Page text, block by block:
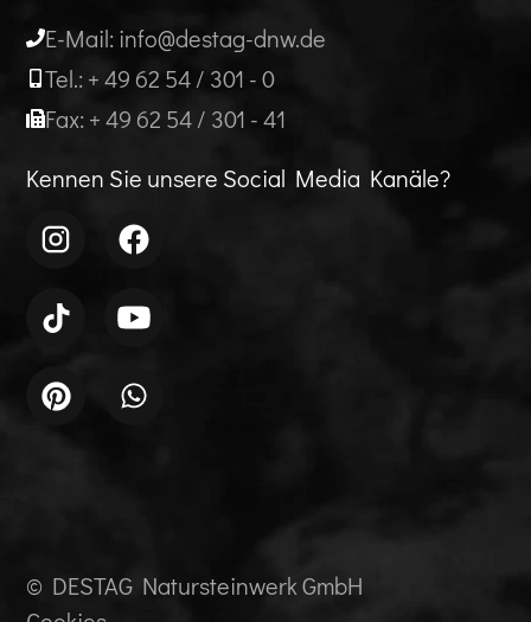
E-Mail: info@destag-dnw.de
Tel.: + 49 62 54 / 301 - 0
Fax: + 49 62 54 / 301 - 41
Kennen Sie unsere Social Media Kanäle?
© DESTAG Natursteinwerk GmbH